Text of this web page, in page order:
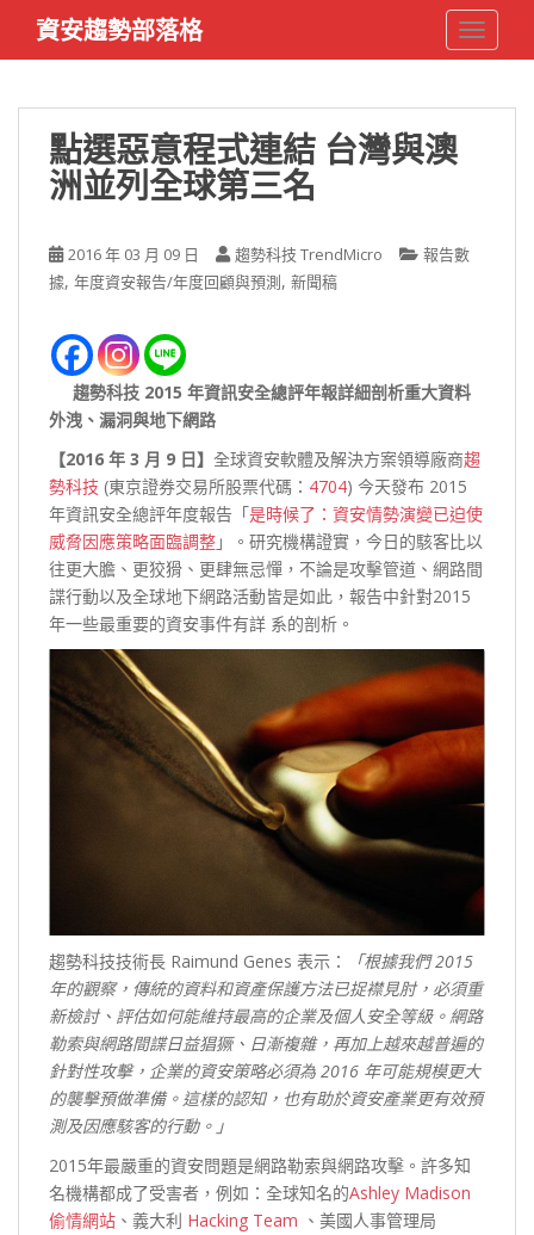
i
資安趨勢部落格
點選惡意程式連結 台灣與澳
洲並列全球第三名
2016 年 03 月 09 日 趨勢科技 TrendMicro
報告數
據, 年度資安報告/年度回顧與預測, 新聞稿
趨勢科技 2015 年資訊安全總評年報詳細剖析重大資料
外洩、漏洞與地下網路
【2016 年 3 月 9 日】 全球資安軟體及解決方案領導廠商趨
勢科技 (東京證券交易所股票代碼： 4704) 今天發布 2015
年資訊安全總評年度報告「是時候了：資安情勢演變已迫使
威脅因應策略面臨調整 」。研究機構證實，今日的駭客比以
往更大膽、更狡猾、更肆無忌憚，不論是攻擊管道、網路間
諜行動以及全球地下網路活動皆是如此，報告中針對2015
年一些最重要的資安事件有詳 系的剖析。
趨勢科技技術長 Raimund Genes 表示：
「根據我們 2015
年的觀察，傳統的資料和資產保護方法已捉襟見肘，必須重
新檢討、評估如何能維持最高的企業及個人安全等級。網路
勒索與網路間諜日益猖獗、日漸複雜，再加上越來越普遍的
針對性攻擊，企業的資安策略必須為 2016 年可能規模更大
的襲擊預做準備。這樣的認知，也有助於資安產業更有效預
測及因應駭客的行動。」
2015年最嚴重的資安問題是網路勒索與網路攻擊。許多知
名機構都成了受害者，例如：全球知名的Ashley Madison
偷情網站 、義大利 Hacking Team 、美國人事管理局